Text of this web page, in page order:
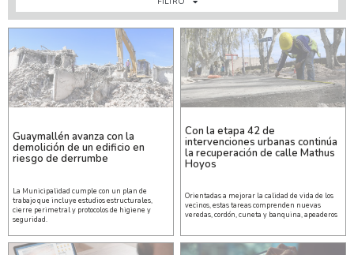
Guaymallén avanza con la
demolición de un edificio en
riesgo de derrumbe
La Municipalidad cumple con un plan de
trabajo que incluye estudios estructurales,
cierre perimetral y protocolos de higiene y
seguridad.
Con la etapa 42 de
intervenciones urbanas continúa
la recuperación de calle Mathus
Hoyos
Orientadas a mejorar la calidad de vida de los
vecinos, estas tareas comprenden nuevas
veredas, cordón, cuneta y banquina, apeaderos